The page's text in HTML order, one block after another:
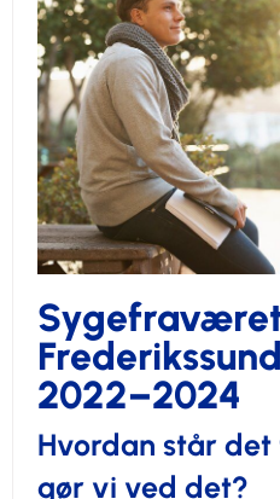
2022–2024
Hvordan står
gør vi ved det?